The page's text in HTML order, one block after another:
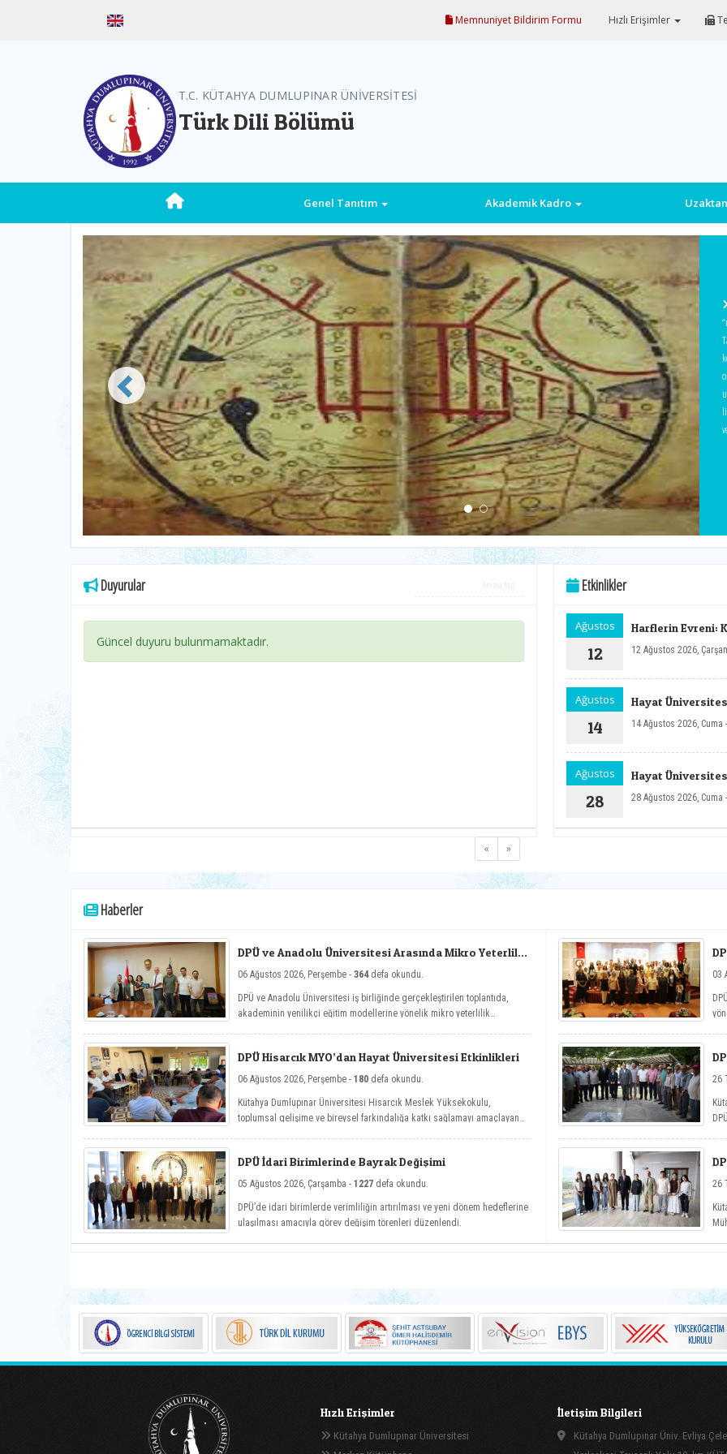
Memnuniyet Bildirim Formu Hızlı Erişimler
T.C. KÜTAHYA DUMLUPINAR ÜNİVERSİTESİ
Türk Dili Bölümü
Genel Tanıtım Akademik Kadro
Previous
Duyurular
Güncel duyuru bulunmamaktadır.
« »
Etkinlikler
Ağustos
12
Harflerin Evreni:
12 Ağustos 2026,
Ağustos
14
Hayat
14 Ağustos 2026, Cuma -
Ağustos
28
Hayat
28 Ağustos 2026, Cuma -
Haberler
DPÜ ve Anadolu Üniversitesi Arasında Mikro Yeterlilik
06 Ağustos 2026, Perşembe - 364defa okundu.
DPÜ ve Anadolu Üniversitesi iş birliğinde gerçekleştirilen toplantıda,
akademinin yenilikçi eğitim modellerine yönelik mikro yeterlilik
DPÜ Hisarcık MYO’dan Hayat Üniversitesi Etkinlikleri
06 Ağustos 2026, Perşembe - 180 defa okundu.
Kütahya Dumlupınar Üniversitesi Hisarcık Meslek Yüksekokulu,
toplumsal gelişime ve bireysel farkındalığa katkı sağlamayı amaçlayan
DPÜ İdari Birimlerinde Bayrak Değişimi
05 Ağustos 2026, Çarşamba - 1227 defa okundu.
DPÜ’de idari birimlerde verimliliğin artırılması ve yeni dönem hedeflerine
ulaşılması amacıyla görev değişim törenleri düzenlendi.
03
26
26
Hızlı Erişimler
Kütahya Dumlupınar Üniversitesi
İletişim Bilgileri
Kütahya Dumlupınar Üniv. Evliya